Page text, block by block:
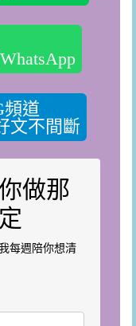
頻道
文不間斷
做那
每週陪你想清